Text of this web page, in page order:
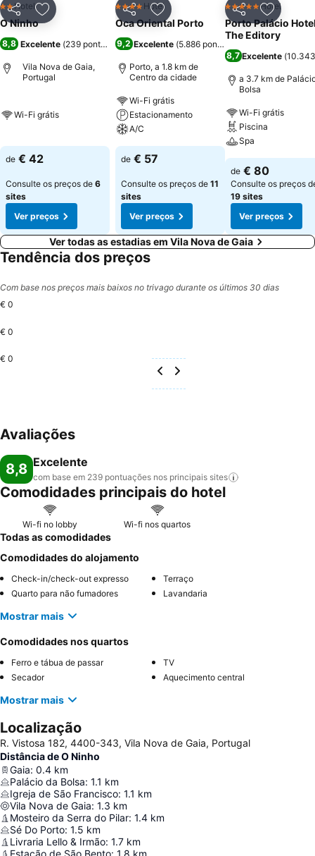
PartilharAdicionar aos favoritos
2 Estrelas
Hotel
O Ninho
8,8 Excelente (239 pontuações)
Vila Nova de Gaia,
Portugal
Wi-Fi grátis
de € 42
Consulte os preços de 6
sites
Ver preços
PartilharAdicionar aos favoritos
4 EstrelasHotel
Oca Oriental Porto
9,2 Excelente (5.886 pontuações
Porto, a 1.8 km de
Centro da cidade
Wi-Fi grátis
Estacionamento
A/C
de € 57
Consulte os preços de 11
sites
Ver preços
Partilhar
5 EstrelasHotel
Porto Palácio
The Editory
8,7Excelente (
a 3.7 km de
Bolsa
Wi-Fi grátis
Piscina
Spa
de € 80
Consulte os preços
19 sites
Ver preços
Ver todas as estadias em Vila Nova de Gaia
Tendência dos preços
Com base nos preços mais baixos no trivago durante os últimos 30 dias
€ 0
€ 0
€ 0
Avaliações
8,8 Excelente
com base em 239 pontuações nos principais sites
Comodidades principais do hotel
Wi-fi no lobby Wi-fi nos quartos
Todas as comodidades
Comodidades do alojamento
Check-in/check-out expresso
Terraço
Quarto para não fumadores
Lavandaria
Mostrar mais
Comodidades nos quartos
Ferro e tábua de passar
TV
Secador
Aquecimento central
Mostrar mais
Localização
R. Vistosa 182, 4400-343, Vila Nova de Gaia, Portugal
Distância de O Ninho
Gaia: 0.4 km
Palácio da Bolsa: 1.1 km
Igreja de São Francisco: 1.1 km
Vila Nova de Gaia: 1.3 km
Mosteiro da Serra do Pilar: 1.4 km
Sé Do Porto: 1.5 km
Livraria Lello & Irmão: 1.7 km
Estação de São Bento: 1.8 km